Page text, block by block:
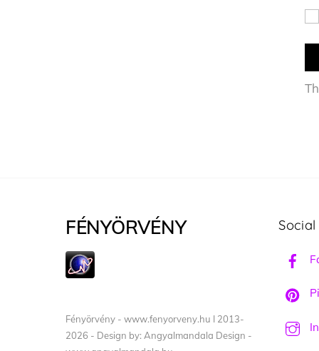
FÉNYÖRVÉNY
Fényörvény - www.fenyorveny.hu I 2013-
2026 - Design by: Angyalmandala Design -
Social